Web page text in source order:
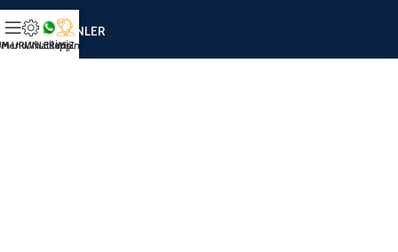
DIĞER ÜRÜNLER
Menu
ÜRÜNLERİMİZ
Whatsapp
İletişim